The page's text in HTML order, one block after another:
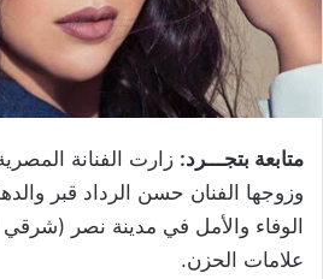
متابعة بتجـــرد: زارت الفنانة
الوفاء والأمل في مدينة نصر (شرقي
علامات الحزن.